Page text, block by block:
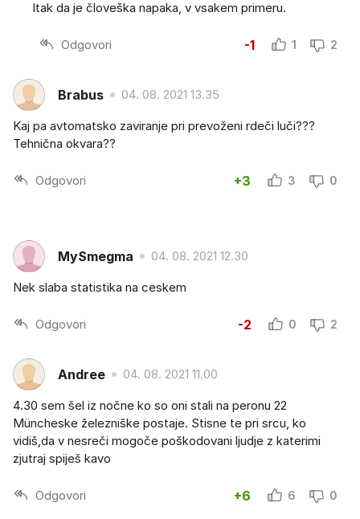
Itak da je človeška napaka, v vsakem primeru.
Odgovori -1 1 2
Brabus 04. 08. 2021 13.35
Kaj pa avtomatsko zaviranje pri prevoženi rdeči luči???
Tehnična okvara??
Odgovori +3 3 0
MySmegma 04. 08. 2021 12.30
Nek slaba statistika na ceskem
Odgovori -2 0 2
Andree 04. 08. 2021 11.00
4.30 sem šel iz nočne ko so oni stali na peronu 22
Müncheske železniške postaje. Stisne te pri srcu, ko
vidiš,da v nesreči mogoče poškodovani ljudje z katerimi
zjutraj spiješ kavo
Odgovori +6 6 0